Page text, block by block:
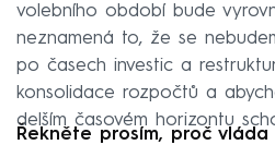
volebního období bude
neznamená to, že se
po časech investic a
konsolidace rozpočtů a
delším časovém horizontu
Řekněte prosím, proč